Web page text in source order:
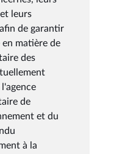
leurs
de garantir
matière de
des
de
et du
à la